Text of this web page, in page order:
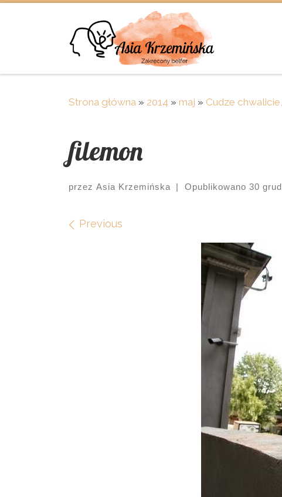
Strona główna » 2014 » maj » Cudze
filemon
przez Asia Krzemińska | Opublikowano 30
Images navigation
Previous